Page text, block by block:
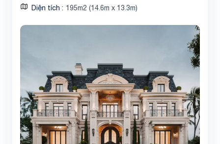
Diện tích 195m2 (14.6m x 13.3m)